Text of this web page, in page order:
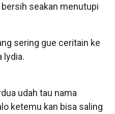
seakan menutupi
sering gue ceritain ke
lydia.
udah tau nama
ketemu kan bisa saling